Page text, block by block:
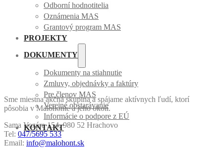
Odborní hodnotitelia
Oznámenia MAS
Grantový program MAS
PROJEKTY
DOKUMENTY
Dokumenty na stiahnutie
Zmluvy, objednávky a faktúry
Pre členov MAS
Verejné obstarávanie
Informácie o podpore z EÚ
KONTAKT
Sme miestna akčná skupina a spájame aktívnych ľudí, ktorí
pôsobia v Malohonte a jeho okolí.
Sama Vozára 154, 980 52 Hrachovo
Tel: 047/5695 533
Email: info@malohont.sk